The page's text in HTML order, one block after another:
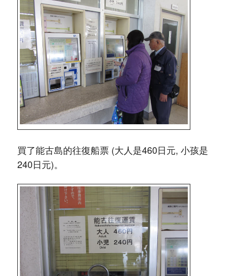
買了能古島的往復船票 (大人是460日元, 小孩是
240日元)。